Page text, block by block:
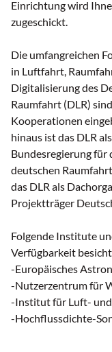
Einrichtung wird
zugeschickt.
Die umfangreichen
in Luftfahrt,
Digitalisierung des
Raumfahrt (DLR)
Kooperationen
hinaus ist das DLR
Bundesregierung für
deutschen
das DLR als
Projektträger
Folgende Institute
Verfügbarkeit
-Europäisches
-Nutzerzentrum für
-Institut für Luft-
-Hochflussdichte-